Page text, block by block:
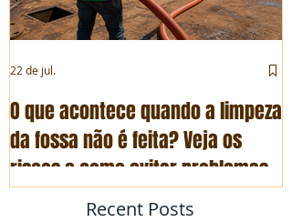
O que acontece quando a limpeza
da fossa não é feita? Veja os
riscos e como evitar problemas
22 de jul.
Recent Posts